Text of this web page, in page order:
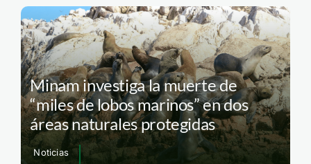
Minam investiga la muerte de
“miles de lobos marinos” en dos
áreas naturales protegidas
Noticias